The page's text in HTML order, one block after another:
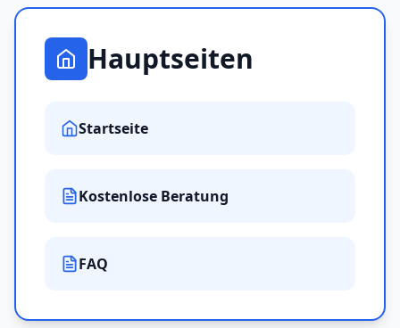
Hauptseiten
Startseite
Kostenlose Beratung
FAQ